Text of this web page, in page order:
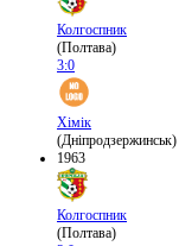
Колгоспник
(Полтава)
3:0
Хімік
(Дніпродзержинськ)
1963
Колгоспник
(Полтава)